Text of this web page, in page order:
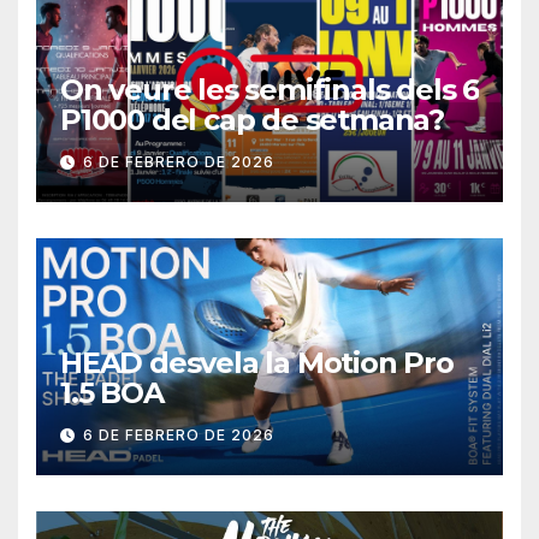
On veure les semifinals dels 6
P1000 del cap de setmana?
6 DE FEBRERO DE 2026
HEAD desvela la Motion Pro
1.5 BOA
6 DE FEBRERO DE 2026